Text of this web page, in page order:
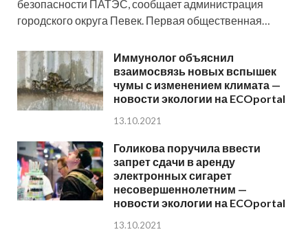
безопасности ПАТЭС, сообщает администрация
городского округа Певек. Первая общественная…
Иммунолог объяснил
взаимосвязь новых вспышек
чумы с изменением климата —
новости экологии на ECOportal
13.10.2021
Голикова поручила ввести
запрет сдачи в аренду
электронных сигарет
несовершеннолетним —
новости экологии на ECOportal
13.10.2021